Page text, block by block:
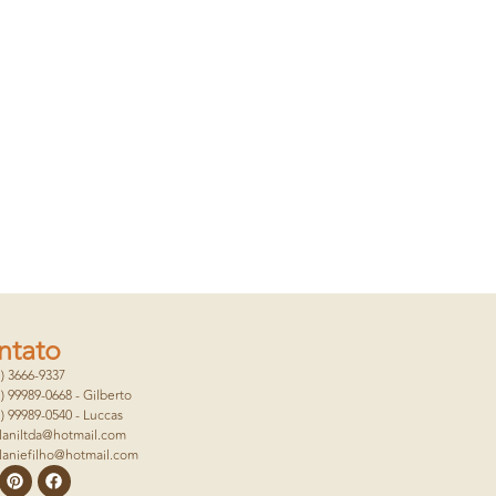
3666-9337
99989-0668 - Gilberto
99989-0540 - Luccas